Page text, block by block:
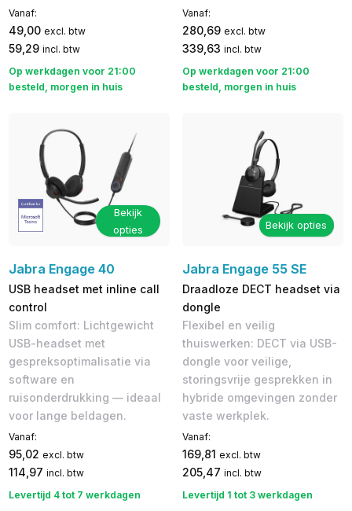
Vanaf:
49,00 excl. btw
59,29 incl. btw
Op werkdagen voor 21:00
besteld, morgen in huis
Vanaf:
280,69 excl. btw
339,63 incl. btw
Op werkdagen voor 21:00
besteld, morgen in huis
Bekijk
opties
Jabra Engage 40
USB headset met inline call
control
Slim comfort: Lichtgewicht
USB-headset met
gespreksoptimalisatie via
software en
ruisonderdrukking — ideaal
voor lange beldagen.
Vanaf:
95,02 excl. btw
114,97 incl. btw
Levertijd 4 tot 7 werkdagen
Bekijk opties
Jabra Engage 55 SE
Draadloze DECT headset via
dongle
Flexibel en veilig
thuiswerken: DECT via USB-
dongle voor veilige,
storingsvrije gesprekken in
hybride omgevingen zonder
vaste werkplek.
Vanaf:
169,81 excl. btw
205,47 incl. btw
Levertijd 1 tot 3 werkdagen